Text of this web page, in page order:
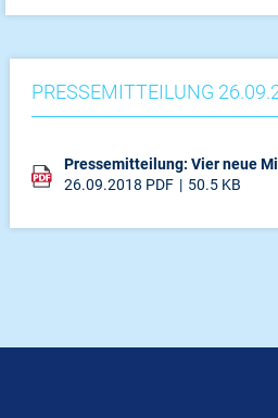
PRESSEMITTEILUNG
Pressemitteilung: Vier neue
26.09.2018 PDF 50.5 KB